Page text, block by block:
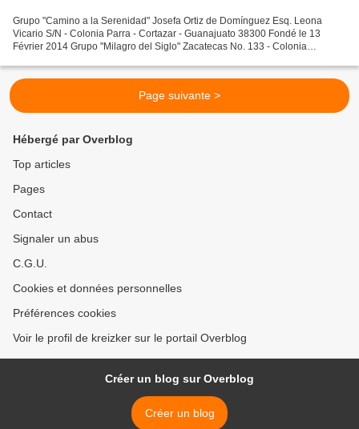
Grupo "Camino a la Serenidad" Josefa Ortiz de Domínguez Esq. Leona
Vicario S/N - Colonia Parra - Cortazar - Guanajuato 38300 Fondé le 13
Février 2014 Grupo "Milagro del Siglo" Zacatecas No. 133 - Colonia
Page suivante >
Hébergé par Overblog
Top articles
Pages
Contact
Signaler un abus
C.G.U.
Cookies et données personnelles
Préférences cookies
Voir le profil de kreizker sur le portail Overblog
Créer un blog sur Overblog
Créer un blog